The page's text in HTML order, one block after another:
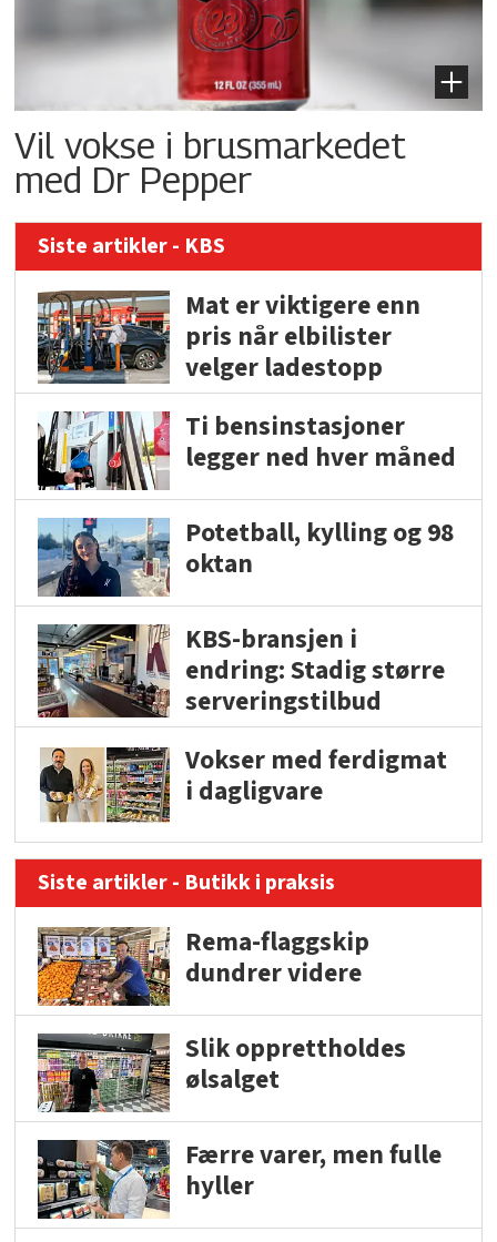
Vil vokse i brusmarkedet
med Dr Pepper
Siste artikler - KBS
Mat er viktigere enn
pris når elbilister
velger ladestopp
Ti bensinstasjoner
legger ned hver måned
Potetball, kylling og 98
oktan
KBS-bransjen i
endring: Stadig større
serveringstilbud
Vokser med ferdigmat
i dagligvare
Siste artikler - Butikk i praksis
Rema-flaggskip
dundrer videre
Slik opprettholdes
ølsalget
Færre varer, men fulle
hyller